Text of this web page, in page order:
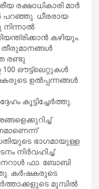
രക്ഷാധികാരി മാര്‍
പറഞ്ഞു. ധീരരായ
കഴിയും.
രണ്ടു
ഔട്ട്‌ലെറ്റുകള്‍
ഉല്‍പ്പന്നങ്ങള്‍
കൂട്ടിച്ചേര്‍ത്തു.
ഭാഗമായുള്ള
നിര്‍വഹിച്ച്
ജനറാള്‍ ഫാ. ബോബി
കര്‍ഷകരുടെ
മുമ്പില്‍